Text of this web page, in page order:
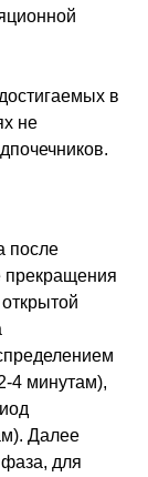
в
не
после
прекращения
4 минутам),
Далее
для